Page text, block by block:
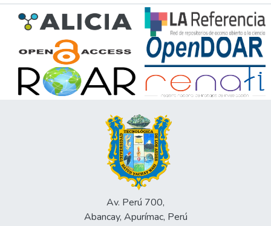
Av. Perú 700,
Abancay, Apurímac, Perú